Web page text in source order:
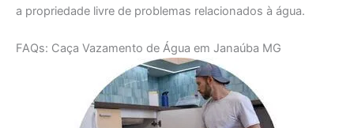
a propriedade livre de problemas relacionados à água.
FAQs: Caça Vazamento de Água em Janaúba MG